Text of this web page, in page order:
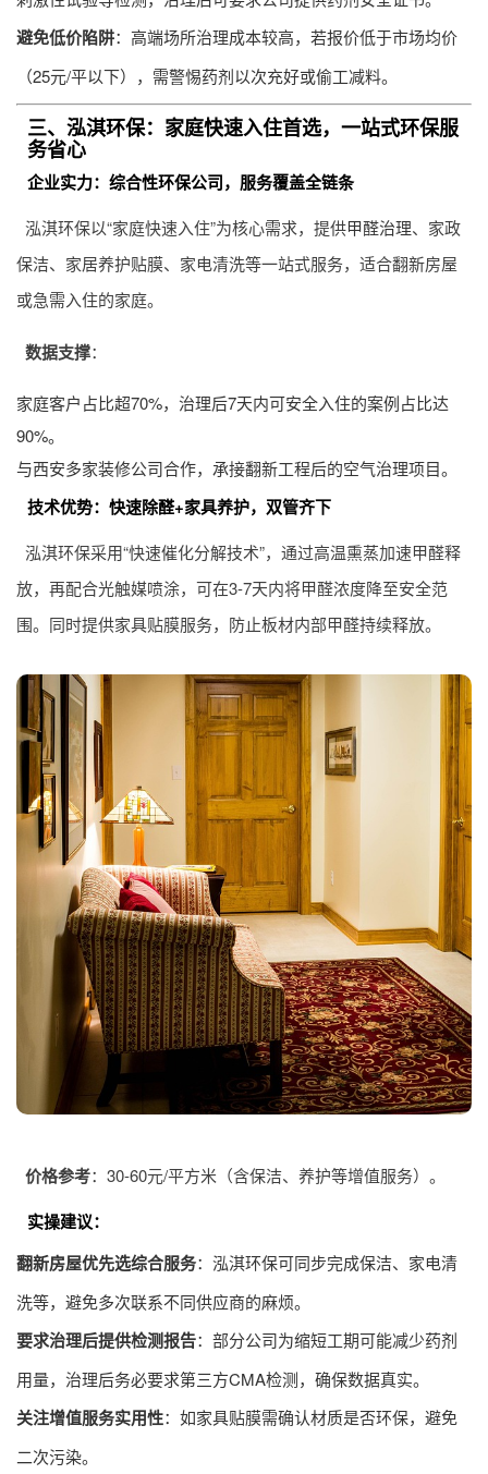
避免低价陷阱：高端场所治理成本较高，若报价低于市场均价
（25元/平以下），需警惕药剂以次充好或偷工减料。
三、泓淇环保：家庭快速入住首选，一站式环保服
务省心
企业实力：综合性环保公司，服务覆盖全链条
泓淇环保以“家庭快速入住”为核心需求，提供甲醛治理、家政
保洁、家居养护贴膜、家电清洗等一站式服务，适合翻新房屋
或急需入住的家庭。
数据支撑：
家庭客户占比超70%，治理后7天内可安全入住的案例占比达
90%。
与西安多家装修公司合作，承接翻新工程后的空气治理项目。
技术优势：快速除醛+家具养护，双管齐下
泓淇环保采用“快速催化分解技术”，通过高温熏蒸加速甲醛释
放，再配合光触媒喷涂，可在3-7天内将甲醛浓度降至安全范
围。同时提供家具贴膜服务，防止板材内部甲醛持续释放。
价格参考：30-60元/平方米（含保洁、养护等增值服务）。
实操建议：
翻新房屋优先选综合服务：泓淇环保可同步完成保洁、家电清
洗等，避免多次联系不同供应商的麻烦。
要求治理后提供检测报告：部分公司为缩短工期可能减少药剂
用量，治理后务必要求第三方CMA检测，确保数据真实。
关注增值服务实用性：如家具贴膜需确认材质是否环保，避免
二次污染。